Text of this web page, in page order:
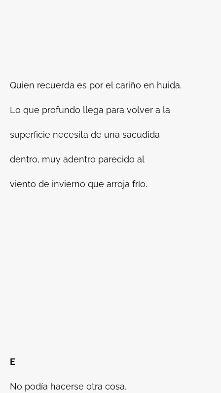
Quien recuerda es por el cariño en huida.
Lo que profundo llega para volver a la
superficie necesita de una sacudida
dentro, muy adentro parecido al
viento de invierno que arroja frío.
E
No podía hacerse otra cosa.